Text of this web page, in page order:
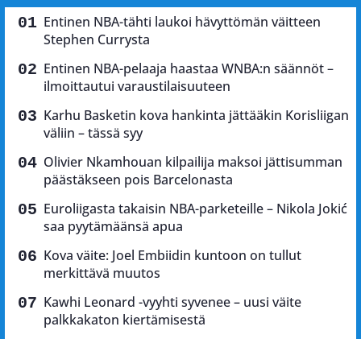
Entinen NBA-tähti laukoi hävyttömän väitteen
Stephen Currysta
Entinen NBA-pelaaja haastaa WNBA:n säännöt –
ilmoittautui varaustilaisuuteen
Karhu Basketin kova hankinta jättääkin Korisliigan
väliin – tässä syy
Olivier Nkamhouan kilpailija maksoi jättisumman
päästäkseen pois Barcelonasta
Euroliigasta takaisin NBA-parketeille – Nikola Jokić
saa pyytämäänsä apua
Kova väite: Joel Embiidin kuntoon on tullut
merkittävä muutos
Kawhi Leonard -vyyhti syvenee – uusi väite
palkkakaton kiertämisestä